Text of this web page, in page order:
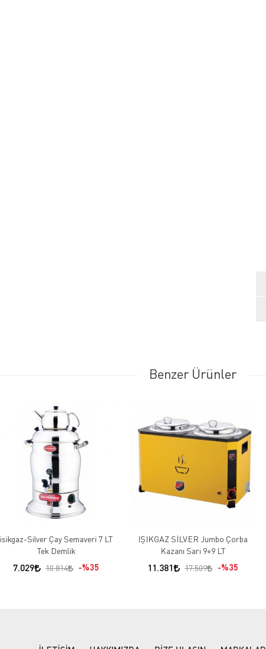
Benzer Ürünler
isikgaz-Silver Çay Semaveri 7 LT
Tek Demlik
7.029 10.814 %35
IŞIKGAZ SİLVER Jumbo Çorba
Kazanı Sarı 9+9 LT
11.381 17.509 %35